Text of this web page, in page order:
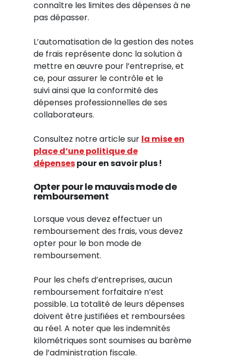
connaître les limites des dépenses à ne
pas dépasser.
L’automatisation de la gestion des notes
de frais représente donc la solution à
mettre en œuvre pour l’entreprise, et
ce, pour assurer le contrôle et le
suivi ainsi que la conformité des
dépenses professionnelles de ses
collaborateurs.
Consultez notre article sur la mise en
place d’une politique de
dépensespour ensavoir plus!
Opter pour le mauvais mode de
remboursement
Lorsque vous devez effectuer un
remboursement des frais, vous devez
opter pour le bon mode de
remboursement.
Pour les chefs d’entreprises, aucun
remboursement forfaitaire n’est
possible. La totalité de leurs dépenses
doivent être justifiées et remboursées
au réel. A noter que les indemnités
kilométriques sont soumises au barème
de l’administration fiscale.